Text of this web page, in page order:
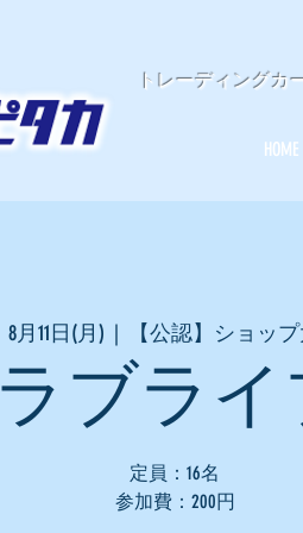
トレーディング
HOME
8月11日(月)
  |
【公認】ショッ
ラブライ
定員：16名
参加費：200円